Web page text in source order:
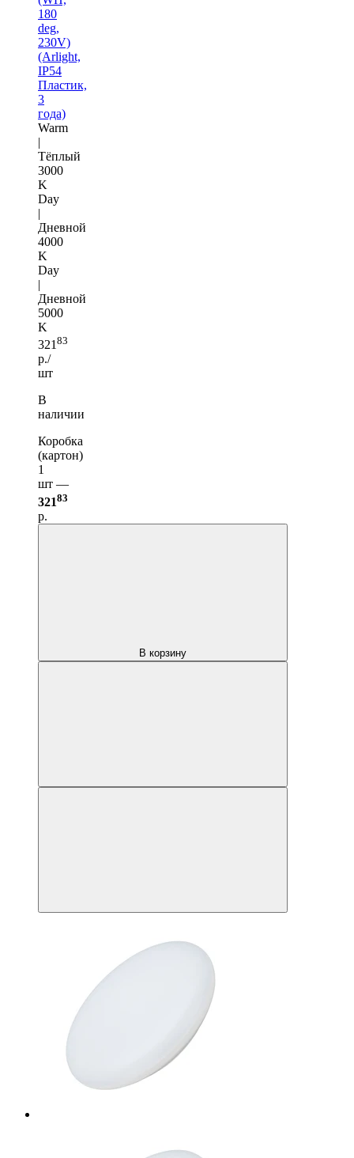
180
deg,
230V)
(Arlight,
IP54
Пластик,
3
года)
Warm
|
Тёплый
3000
K
Day
|
Дневной
4000
K
Day
|
Дневной
5000
K
321 83
р./
шт
В
наличии
Коробка
(картон)
1
шт —
32183
р.
В корзину